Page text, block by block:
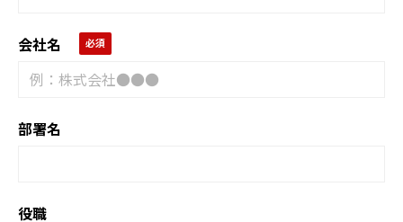
会社名
部署名
役職